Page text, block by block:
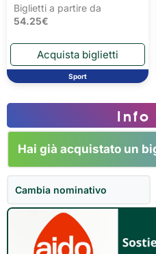
Biglietti a partire da
54.25€
Sport
Info
Hai già acquistato un
Cambia nominativo